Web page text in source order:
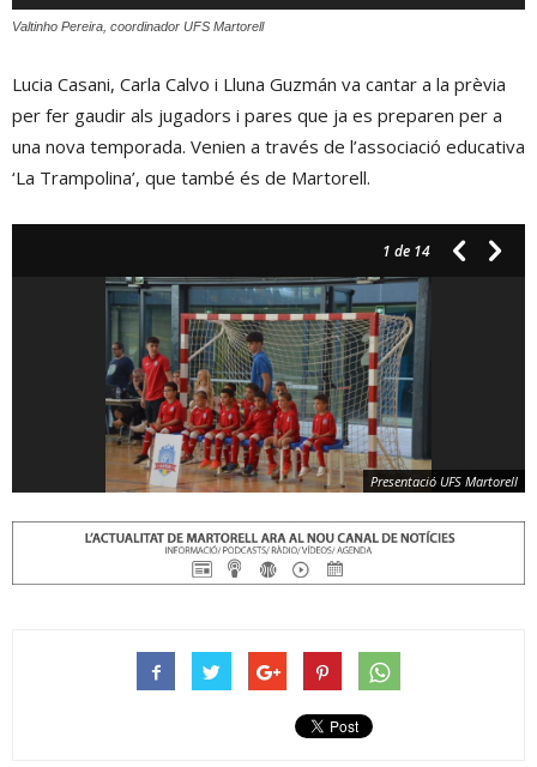
d'àudio
Valtinho Pereira, coordinador UFS Martorell
Lucia Casani, Carla Calvo i Lluna Guzmán va cantar a la prèvia
per fer gaudir als jugadors i pares que ja es preparen per a
una nova temporada. Venien a través de l’associació educativa
‘La Trampolina’, que també és de Martorell.
1 de 14
Presentació UFS Martorell